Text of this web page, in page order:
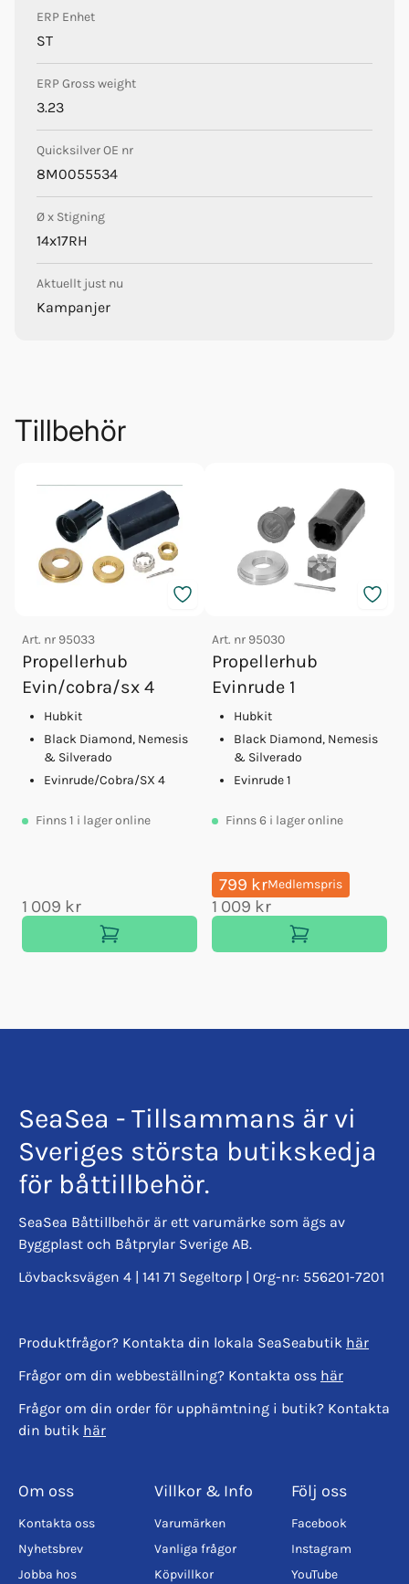
ERP Enhet
ST
ERP Gross weight
3.23
Quicksilver OE nr
8M0055534
Ø x Stigning
14x17RH
Aktuellt just nu
Kampanjer
Tillbehör
Art. nr 95033
Propellerhub
Evin/cobra/sx 4
Hubkit
Black Diamond, Nemesis
& Silverado
Evinrude/Cobra/SX 4
Finns1 i lager online
1 009 kr
Art. nr 95030
Propellerhub
Evinrude 1
Hubkit
Black Diamond, Nemesis
& Silverado
Evinrude 1
Finns6 i lager online
799 krMedlemspris
1 009 kr
SeaSea - Tillsammans är vi
Sveriges största butikskedja
för båttillbehör.
SeaSea Båttillbehör är ett varumärke som ägs av
Byggplast och Båtprylar Sverige AB.
Lövbacksvägen 4 | 141 71 Segeltorp | Org-nr: 556201-7201
Produktfrågor? Kontakta din lokala SeaSeabutik här
Frågor om din webbeställning? Kontakta oss här
Frågor om din order för upphämtning i butik? Kontakta
din butik här
Om oss
Kontakta oss
Nyhetsbrev
Jobba hos
Villkor & Info
Varumärken
Vanliga frågor
Köpvillkor
Följ oss
Facebook
Instagram
YouTube